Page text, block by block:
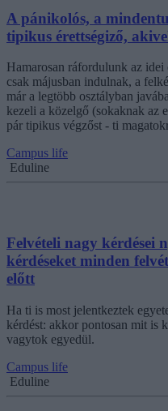
A pánikolós, a
tipikus érettségiző,
Hamarosan ráfordulunk az
csak májusban indulnak, a
már a legtöbb osztályban
kezeli a közelgő (sokaknak az
pár tipikus végzőst - ti
Campus life
Eduline
Felvételi nagy kérdései
kérdéseket minden
előtt
Ha ti is most jelentkeztek
kérdést: akkor pontosan mit is
vagytok egyedül.
Campus life
Eduline